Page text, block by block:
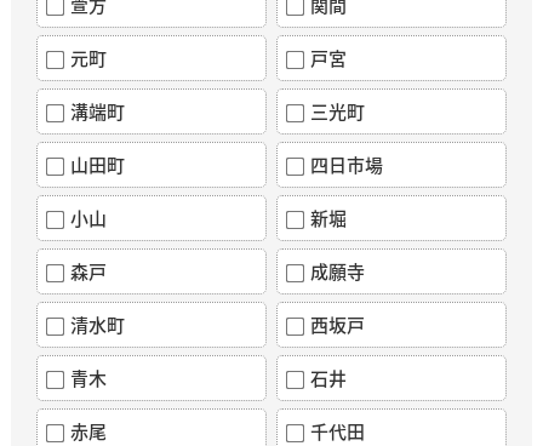
元町 戸宮
溝端町 三光町
山田町 四日市場
小山 新堀
森戸 成願寺
清水町 西坂戸
青木 石井
赤尾 千代田